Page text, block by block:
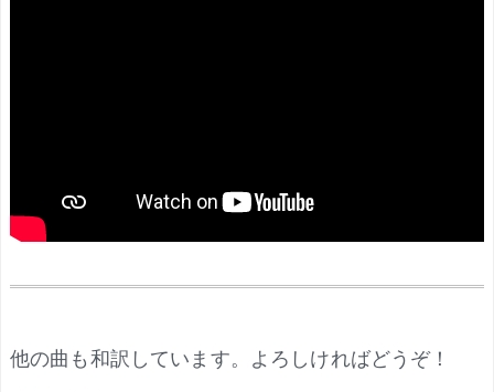
他の曲も和訳しています。よろしければどうぞ！